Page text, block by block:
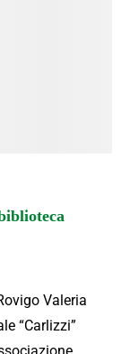
Valeria
“Carlizzi”